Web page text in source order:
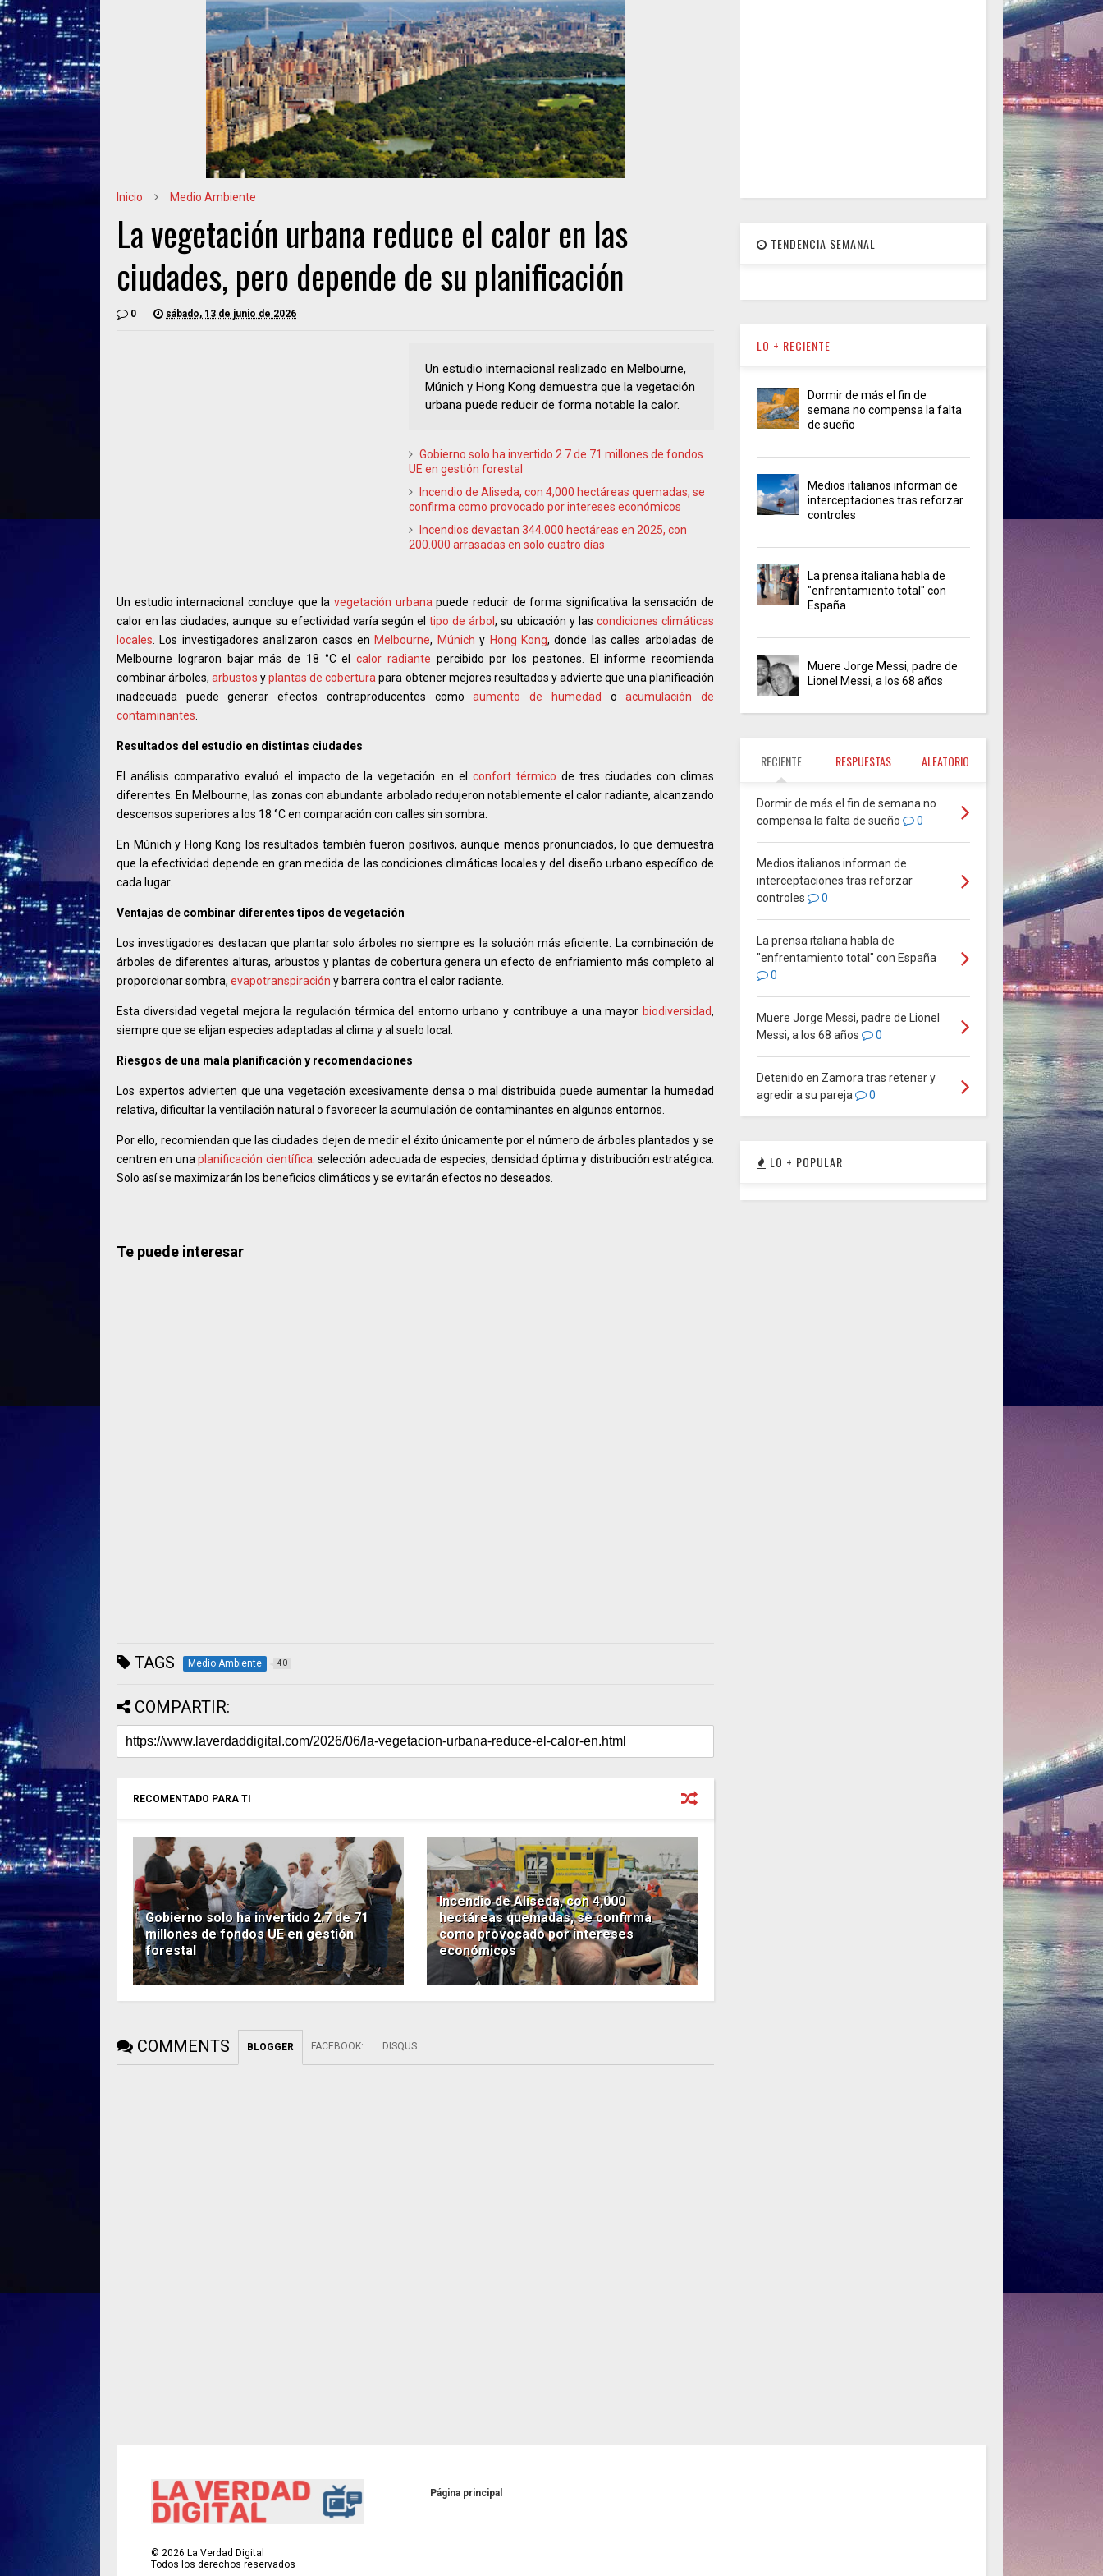
Inicio Medio Ambiente
La vegetación urbana reduce el calor en las
ciudades, pero depende de su planificación
0 sábado, 13 de junio de 2026
Un estudio internacional realizado en Melbourne,
Múnich y Hong Kong demuestra que la vegetación
urbana puede reducir de forma notable la calor.
Gobierno solo ha invertido 2.7 de 71 millones de fondos
UE en gestión forestal
Incendio de Aliseda, con 4,000 hectáreas quemadas, se
confirma como provocado por intereses económicos
Incendios devastan 344.000 hectáreas en 2025, con
200.000 arrasadas en solo cuatro días
Un estudio internacional concluye que la vegetación urbana puede reducir de forma significativa la sensación de
calor en las ciudades, aunque su efectividad varía según eltipo de árbol, su ubicación y las condiciones climáticas
locales . Los investigadores analizaron casos enMelbourne, Múnich y Hong Kong, donde las calles arboladas de
Melbourne lograron bajar más de 18 °C el calor radiante percibido por los peatones. El informe recomienda
combinar árboles,arbustos yplantas de cobertura para obtener mejores resultados y advierte que una planificación
inadecuada puede generar efectos contraproducentes comoaumento de humedad oacumulación de
contaminantes
Resultados del estudio en distintas ciudades
El análisis comparativo evaluó el impacto de la vegetación en el confort térmico de tres ciudades con climas
diferentes. En Melbourne, las zonas con abundante arbolado redujeron notablemente el calor radiante, alcanzando
descensos superiores a los 18 °C en comparación con calles sin sombra.
En Múnich y Hong Kong los resultados también fueron positivos, aunque menos pronunciados, lo que demuestra
que la efectividad depende en gran medida de las condiciones climáticas locales y del diseño urbano específico de
cada lugar.
Ventajas de combinar diferentes tipos de vegetación
Los investigadores destacan que plantar solo árboles no siempre es la solución más eficiente. La combinación de
árboles de diferentes alturas, arbustos y plantas de cobertura genera un efecto de enfriamiento más completo al
proporcionar sombra, evapotranspiración y barrera contra el calor radiante.
Esta diversidad vegetal mejora la regulación térmica del entorno urbano y contribuye a una mayor biodiversidad,
siempre que se elijan especies adaptadas al clima y al suelo local.
Riesgos de una mala planificación y recomendaciones
Los expertos advierten que una vegetación excesivamente densa o mal distribuida puede aumentar la humedad
relativa, dificultar la ventilación natural o favorecer la acumulación de contaminantes en algunos entornos.
Por ello, recomiendan que las ciudades dejen de medir el éxito únicamente por el número de árboles plantados y se
centren en unaplanificación científica: selección adecuada de especies, densidad óptima y distribución estratégica.
Solo así se maximizarán los beneficios climáticos y se evitarán efectos no deseados.
Te puede interesar
TAGS Medio Ambiente 40
COMPARTIR:
RECOMENTADO PARA TI
Gobierno solo ha invertido 2.7 de 71
millones de fondos UE en gestión
forestal
Incendio de Aliseda, con 4,000
hectáreas quemadas, se confirma
como provocado por intereses
económicos
COMMENTS BLOGGER FACEBOOK: DISQUS
TENDENCIA SEMANAL
LO + RECIENTE
Dormir de más el fin de
semana no compensa la falta
de sueño
Medios italianos informan de
interceptaciones tras reforzar
controles
La prensa italiana habla de
"enfrentamiento total" con
España
Muere Jorge Messi, padre de
Lionel Messi, a los 68 años
RECIENTE RESPUESTAS ALEATORIO
Dormir de más el fin de semana no
compensa la falta de sueño
0
Medios italianos informan de
interceptaciones tras reforzar
controles
0
La prensa italiana habla de
"enfrentamiento total" con España
0
Muere Jorge Messi, padre de Lionel
Messi, a los 68 años
0
Detenido en Zamora tras retener y
agredir a su pareja
0
LO + POPULAR
© 2026 La Verdad Digital
Todos los derechos reservados
Página principal